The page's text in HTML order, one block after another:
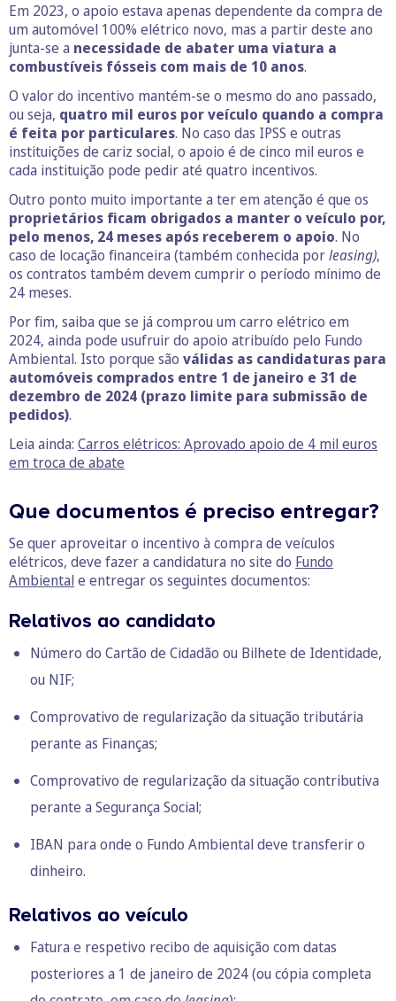
Em 2023, o apoio estava apenas dependente da compra de
um automóvel 100% elétrico novo, mas a partir deste ano
junta-se a necessidade de abater uma viatura a
combustíveis fósseis com mais de 10 anos.
O valor do incentivo mantém-se o mesmo do ano passado,
ou seja, quatro mil euros por veículo quando a compra
é feita por particulares. No caso das IPSS e outras
instituições de cariz social, o apoio é de cinco mil euros e
cada instituição pode pedir até quatro incentivos.
Outro ponto muito importante a ter em atenção é que os
proprietários ficam obrigados a manter o veículo por,
pelo menos, 24 meses após receberem o apoio. No
caso de locação financeira (também conhecida porleasing),
os contratos também devem cumprir o período mínimo de
24 meses.
Por fim, saiba que se já comprou um carro elétrico em
2024, ainda pode usufruir do apoio atribuído pelo Fundo
Ambiental. Isto porque são válidas as candidaturas para
automóveis comprados entre 1 de janeiro e 31 de
dezembro de 2024 (prazo limite para submissão de
pedidos).
Leia ainda: Carros elétricos: Aprovado apoio de 4 mil euros
em troca de abate
Que documentos é preciso entregar?
Se quer aproveitar o incentivo à compra de veículos
elétricos, deve fazer a candidatura no site do Fundo
Ambiental e entregar os seguintes documentos:
Relativos ao candidato
Número do Cartão de Cidadão ou Bilhete de Identidade,
ou NIF;
Comprovativo de regularização da situação tributária
perante as Finanças;
Comprovativo de regularização da situação contributiva
perante a Segurança Social;
IBAN para onde o Fundo Ambiental deve transferir o
dinheiro.
Relativos ao veículo
Fatura e respetivo recibo de aquisição com datas
posteriores a 1 de janeiro de 2024 (ou cópia completa